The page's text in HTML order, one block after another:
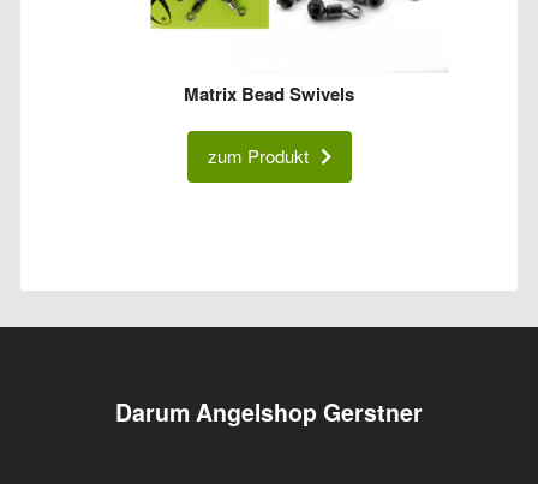
Matrix Bead Swivels
zum Produkt
Darum Angelshop Gerstner